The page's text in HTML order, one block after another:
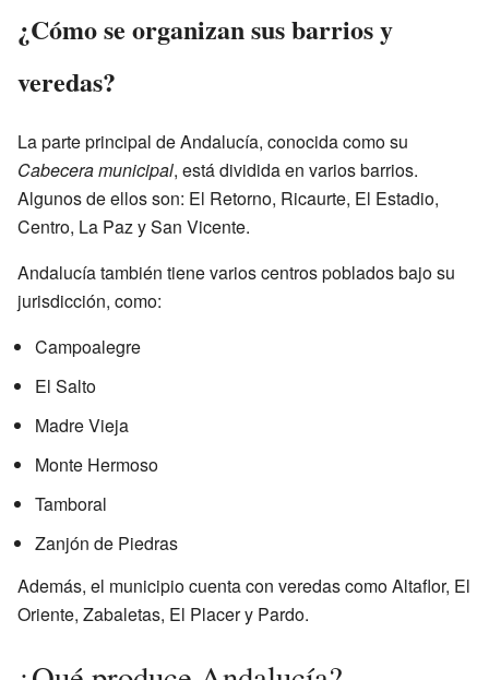
¿Cómo se organizan sus barrios y
veredas?
La parte principal de Andalucía, conocida como su
Cabecera municipal, está dividida en varios barrios.
Algunos de ellos son: El Retorno, Ricaurte, El Estadio,
Centro, La Paz y San Vicente.
Andalucía también tiene varios centros poblados bajo su
jurisdicción, como:
Campoalegre
El Salto
Madre Vieja
Monte Hermoso
Tamboral
Zanjón de Piedras
Además, el municipio cuenta con veredas como Altaflor, El
Oriente, Zabaletas, El Placer y Pardo.